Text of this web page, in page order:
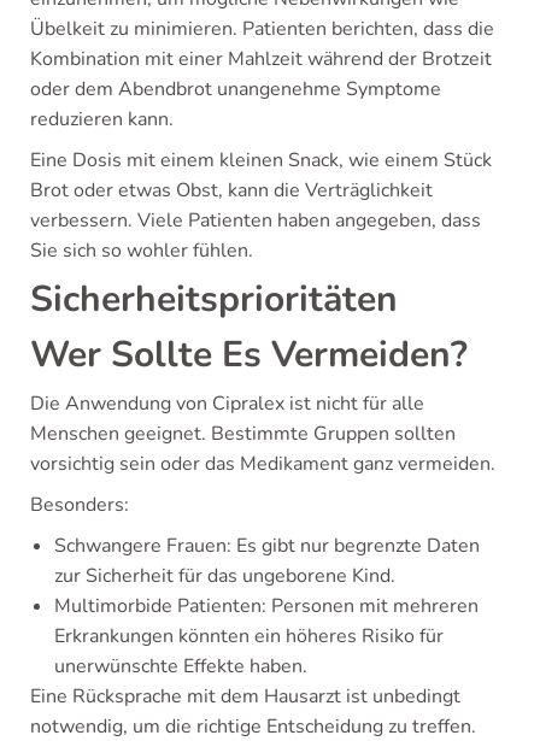
Übelkeit zu minimieren. Patienten berichten, dass die
Kombination mit einer Mahlzeit während der Brotzeit
oder dem Abendbrot unangenehme Symptome
reduzieren kann.
Eine Dosis mit einem kleinen Snack, wie einem Stück
Brot oder etwas Obst, kann die Verträglichkeit
verbessern. Viele Patienten haben angegeben, dass
Sie sich so wohler fühlen.
Sicherheitsprioritäten
Wer Sollte Es Vermeiden?
Die Anwendung von Cipralex ist nicht für alle
Menschen geeignet. Bestimmte Gruppen sollten
vorsichtig sein oder das Medikament ganz vermeiden.
Besonders:
Schwangere Frauen: Es gibt nur begrenzte Daten
zur Sicherheit für das ungeborene Kind.
Multimorbide Patienten: Personen mit mehreren
Erkrankungen könnten ein höheres Risiko für
unerwünschte Effekte haben.
Eine Rücksprache mit dem Hausarzt ist unbedingt
notwendig, um die richtige Entscheidung zu treffen.